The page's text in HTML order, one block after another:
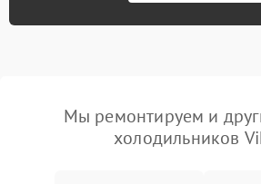
Мы ремонтируем и
холодильников